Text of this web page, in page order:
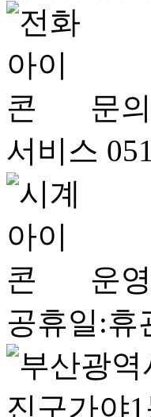
문
서비스
운
공휴일:휴